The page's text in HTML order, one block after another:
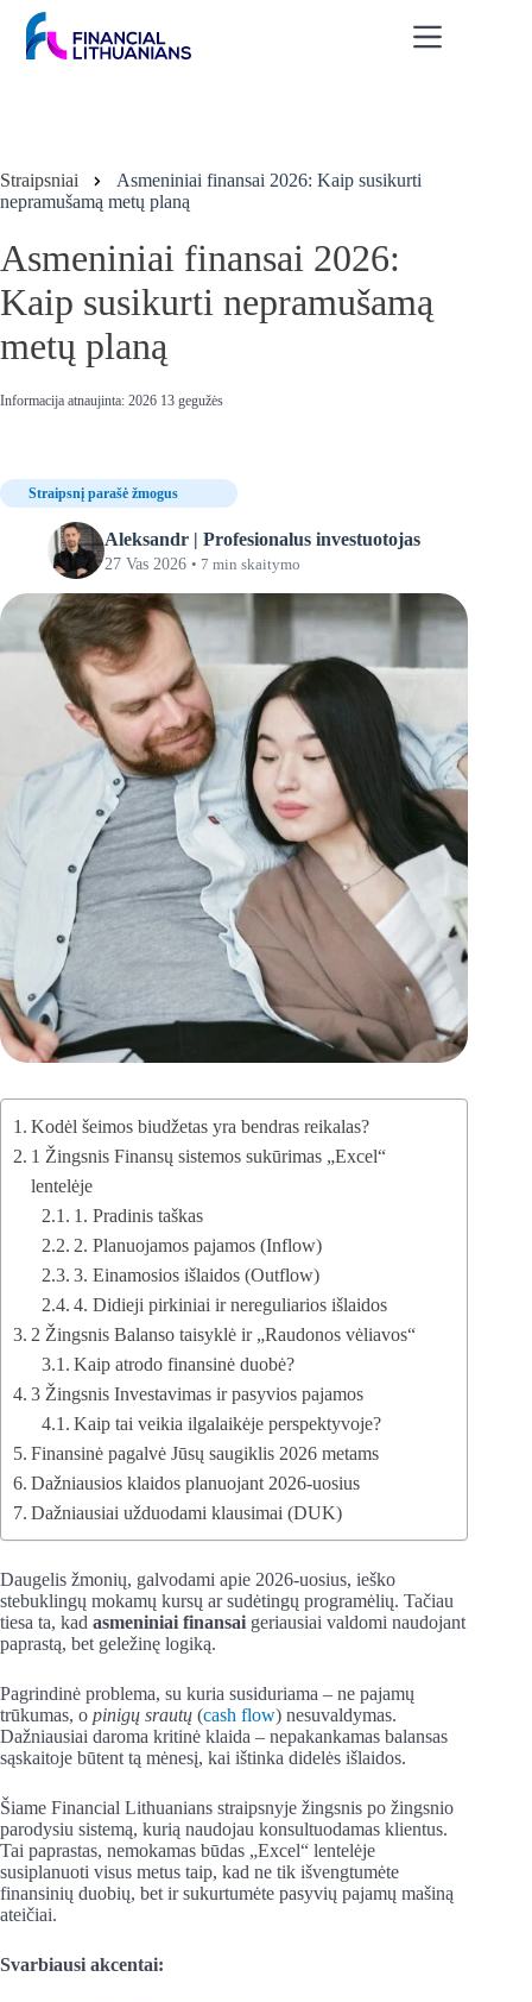
content
Straipsniai
Asmeniniai finansai 2026: Kaip susikurti
nepramušamą metų planą
Asmeniniai finansai 2026:
Kaip susikurti nepramušamą
metų planą
Informacija atnaujinta: 2026 13 gegužės
Straipsnį parašė žmogus
Aleksandr | Profesionalus investuotojas
27 Vas 2026• 7 min skaitymo
Kodėl šeimos biudžetas yra bendras reikalas?
1 Žingsnis Finansų sistemos sukūrimas „Excel“
lentelėje
1. Pradinis taškas
2. Planuojamos pajamos (Inflow)
3. Einamosios išlaidos (Outflow)
4. Didieji pirkiniai ir nereguliarios išlaidos
2 Žingsnis Balanso taisyklė ir „Raudonos vėliavos“
Kaip atrodo finansinė duobė?
3 Žingsnis Investavimas ir pasyvios pajamos
Kaip tai veikia ilgalaikėje perspektyvoje?
Finansinė pagalvė Jūsų saugiklis 2026 metams
Dažniausios klaidos planuojant 2026-uosius
Dažniausiai užduodami klausimai (DUK)
Daugelis žmonių, galvodami apie 2026-uosius, ieško
stebuklingų mokamų kursų ar sudėtingų programėlių. Tačiau
tiesa ta, kad asmeniniai finansai geriausiai valdomi naudojant
paprastą, bet geležinę logiką.
Pagrindinė problema, su kuria susiduriama – ne pajamų
trūkumas, o pinigų srautų (cash flow) nesuvaldymas.
Dažniausiai daroma kritinė klaida – nepakankamas balansas
sąskaitoje būtent tą mėnesį, kai ištinka didelės išlaidos.
Šiame Financial Lithuanians straipsnyje žingsnis po žingsnio
parodysiu sistemą, kurią naudojau konsultuodamas klientus.
Tai paprastas, nemokamas būdas „Excel“ lentelėje
susiplanuoti visus metus taip, kad ne tik išvengtumėte
finansinių duobių, bet ir sukurtumėte pasyvių pajamų mašiną
ateičiai.
Svarbiausi akcentai: